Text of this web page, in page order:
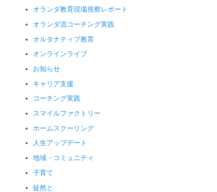
オランダ教育現場視察レポート
オランダ流コーチング実践
オルタナティブ教育
オンラインライブ
お知らせ
キャリア支援
コーチング実践
スマイルファクトリー
ホームスクーリング
人生アップデート
地域・コミュニティ
子育て
徒然と